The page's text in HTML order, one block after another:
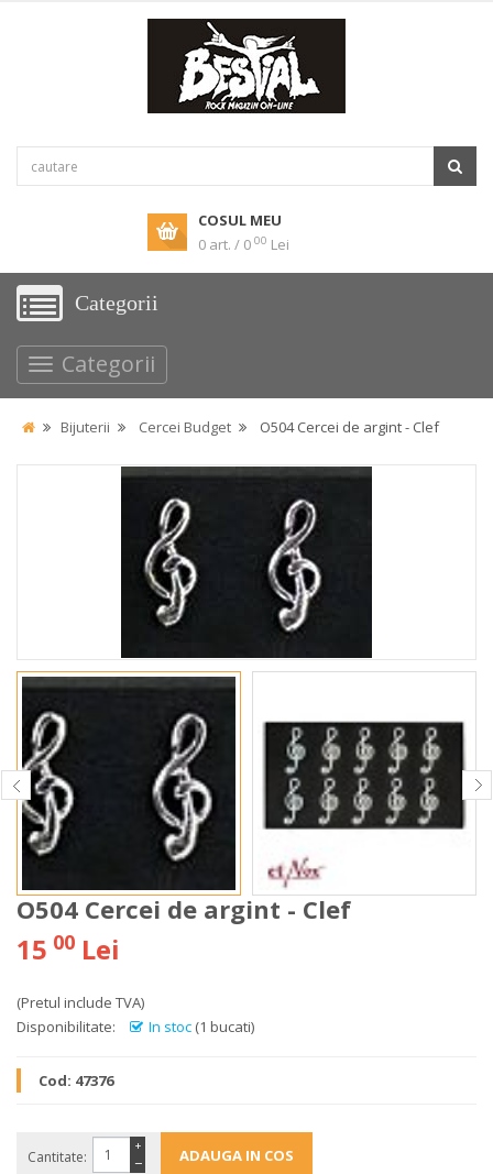
COSUL MEU
0 art. / 0 00 Lei
Categorii
Categorii
Bijuterii Cercei Budget O504 Cercei de argint - Clef
O504 Cercei de argint - Clef
15 00 Lei
(Pretul include TVA)
Disponibilitate:
In stoc (1 bucati)
Cod: 47376
Cantitate: −
+